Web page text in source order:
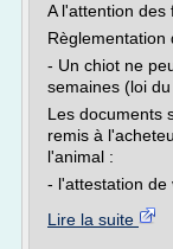
A l'attention des
Règlementation
- Un chiot ne
semaines (loi
Les documents
remis à
l'animal :
- l'attestation de
Lire la suite